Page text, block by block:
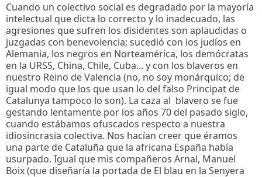
Cuando un colectivo social es degradado por la mayoría
intelectual que dicta lo correcto y lo inadecuado, las
agresiones que sufren los disidentes son aplaudidas o
juzgadas con benevolencia; sucedió con los judíos en
Alemania, los negros en Norteamérica, los demócratas
en la URSS, China, Chile, Cuba... y con los blaveros en
nuestro Reino de Valencia (no, no soy monárquico; de
igual modo que los que usan lo del falso Principat de
Catalunya tampoco lo son). La caza al blavero se fue
gestando lentamente por los años 70 del pasado siglo,
cuando estábamos ofuscados respecto a nuestra
idiosincrasia colectiva. Nos hacían creer que éramos
una parte de Cataluña que la africana España había
usurpado. Igual que mis compañeros Arnal, Manuel
Boix (que diseñaría la portada de El blau en la Senyera